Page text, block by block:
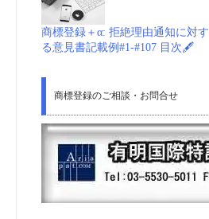
商標登録＋α: 拒絶理由通知に対す
る意見書記載例#1-#107 目次🖋
商標登録のご相談・お問合せ